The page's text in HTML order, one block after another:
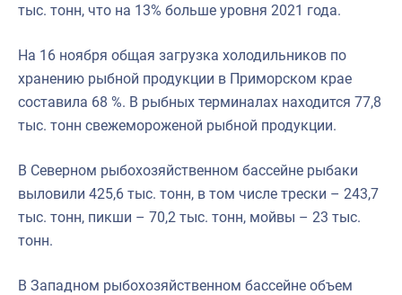
тыс. тонн, что на 13% больше уровня 2021 года.
На 16 ноября общая загрузка холодильников по
хранению рыбной продукции в Приморском крае
составила 68 %. В рыбных терминалах находится 77,8
тыс. тонн свежемороженой рыбной продукции.
В Северном рыбохозяйственном бассейне рыбаки
выловили 425,6 тыс. тонн, в том числе трески – 243,7
тыс. тонн, пикши – 70,2 тыс. тонн, мойвы – 23 тыс.
тонн.
В Западном рыбохозяйственном бассейне объем